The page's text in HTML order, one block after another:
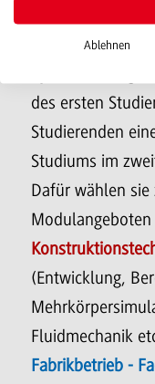
Die Wahl eines
des ersten
Studierenden
Studiums im
Dafür wählen
(Entwicklung,
Fluidmechanik
Fabrikbetrieb -
Ablehnen